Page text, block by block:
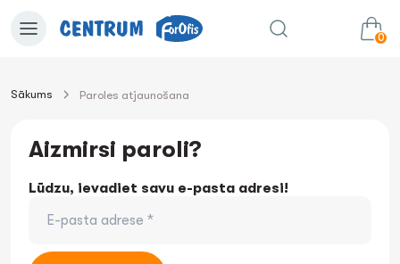
0
Sākums Paroles atjaunošana
Aizmirsi paroli?
Lūdzu, ievadiet savu e-pasta adresi!